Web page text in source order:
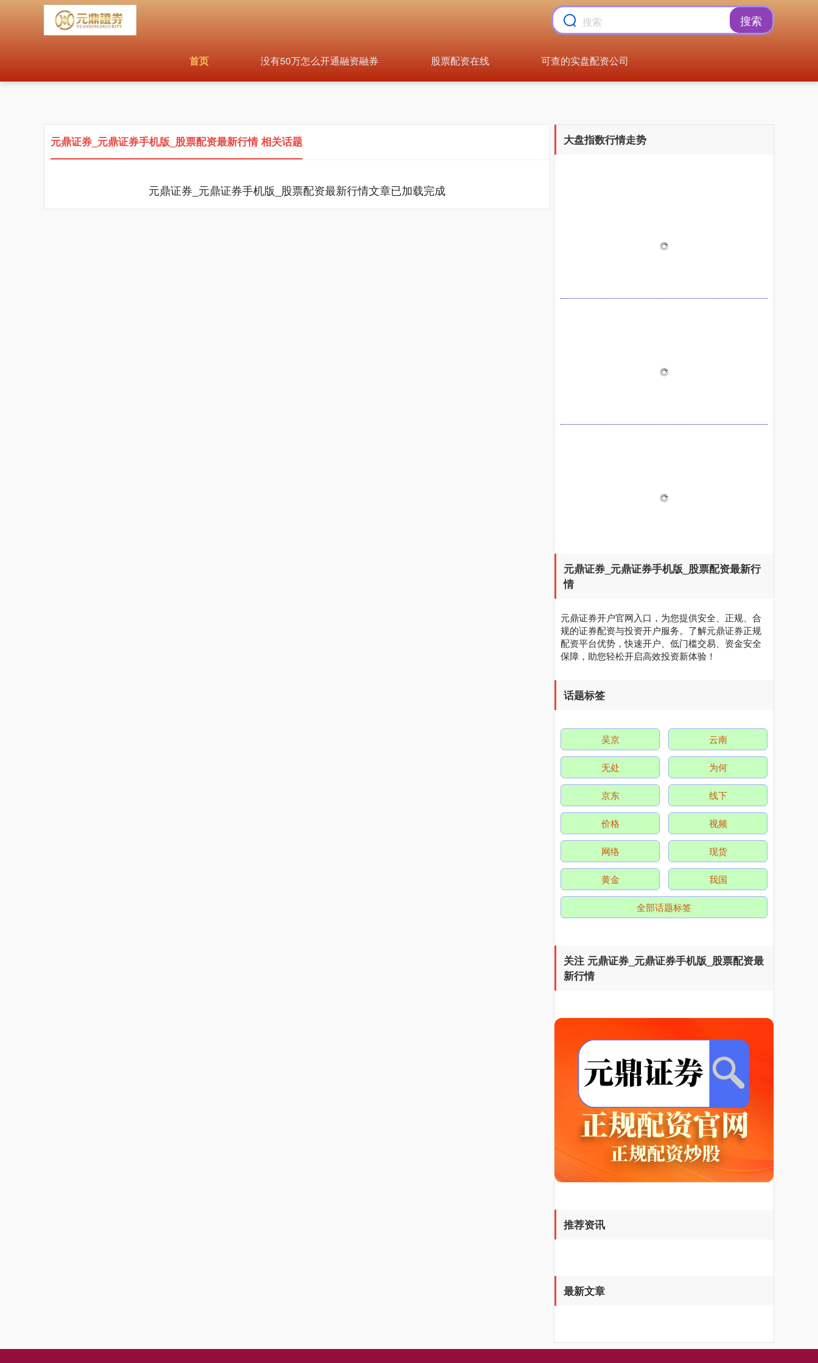
搜索
首页 没有50万怎么开通融资融券 股票配资在线 可查的实盘配资公司
元鼎证券_元鼎证券手机版_股票配资最新行情 相关话题
元鼎证券_元鼎证券手机版_股票配资最新行情文章已加载完成
大盘指数行情走势
元鼎证券_元鼎证券手机版_股票配资最新行
情
元鼎证券开户官网入口，为您提供安全、正规、合
规的证券配资与投资开户服务。了解元鼎证券正规
配资平台优势，快速开户、低门槛交易、资金安全
保障，助您轻松开启高效投资新体验！
话题标签
吴京 云南
无处 为何
京东 线下
价格 视频
网络 现货
黄金 我国
全部话题标签
关注 元鼎证券_元鼎证券手机版_股票配资最
新行情
推荐资讯
最新文章